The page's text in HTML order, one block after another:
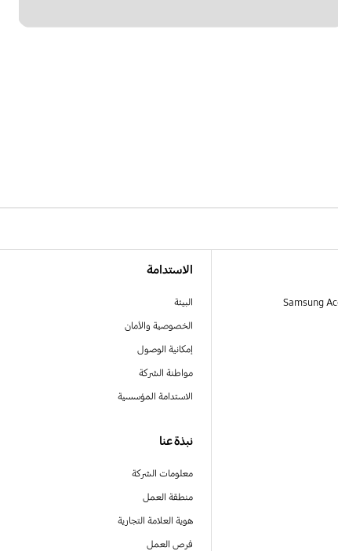
الاستدامة
البيئة
الخصوصية والأمان
إمكانية الوصول
مواطنة الشركة
الاستدامة المؤسسية
نبذة عنا
معلومات الشركة
منطقة العمل
هوية العلامة التجارية
فرص العمل